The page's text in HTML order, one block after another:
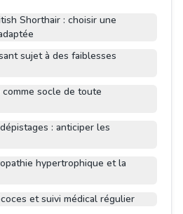
Shorthair : choisir une
sujet à des faiblesses
socle de toute
: anticiper les
hypertrophique et la
et suivi médical régulier